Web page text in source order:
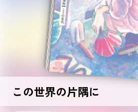
この世界の片隅に